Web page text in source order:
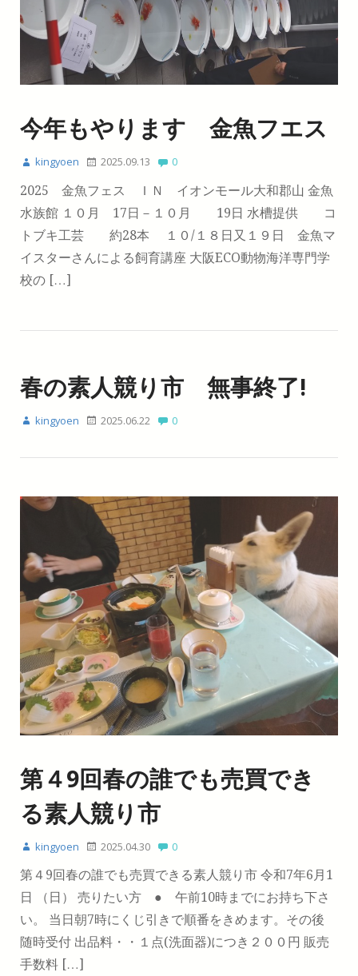
今年もやります 金魚フエス
kingyoen 2025.09.13 0
2025 金魚フェス ＩＮ イオンモール大和郡山 金魚
水族館 １０月 17日－１０月 19日 水槽提供 コ
トブキ工芸 約28本 １０/１８日又１９日 金魚マ
イスターさんによる飼育講座 大阪ECO動物海洋専門学
校の […]
春の素人競り市 無事終了!
kingyoen 2025.06.22 0
第４9回春の誰でも売買でき
る素人競り市
kingyoen 2025.04.30 0
第４9回春の誰でも売買できる素人競り市 令和7年6月1
日 （日） 売りたい方 ● 午前10時までにお持ち下さ
い。 当日朝7時にくじ引きで順番をきめます。その後
随時受付 出品料・・１点(洗面器)につき２００円 販売
手数料 […]